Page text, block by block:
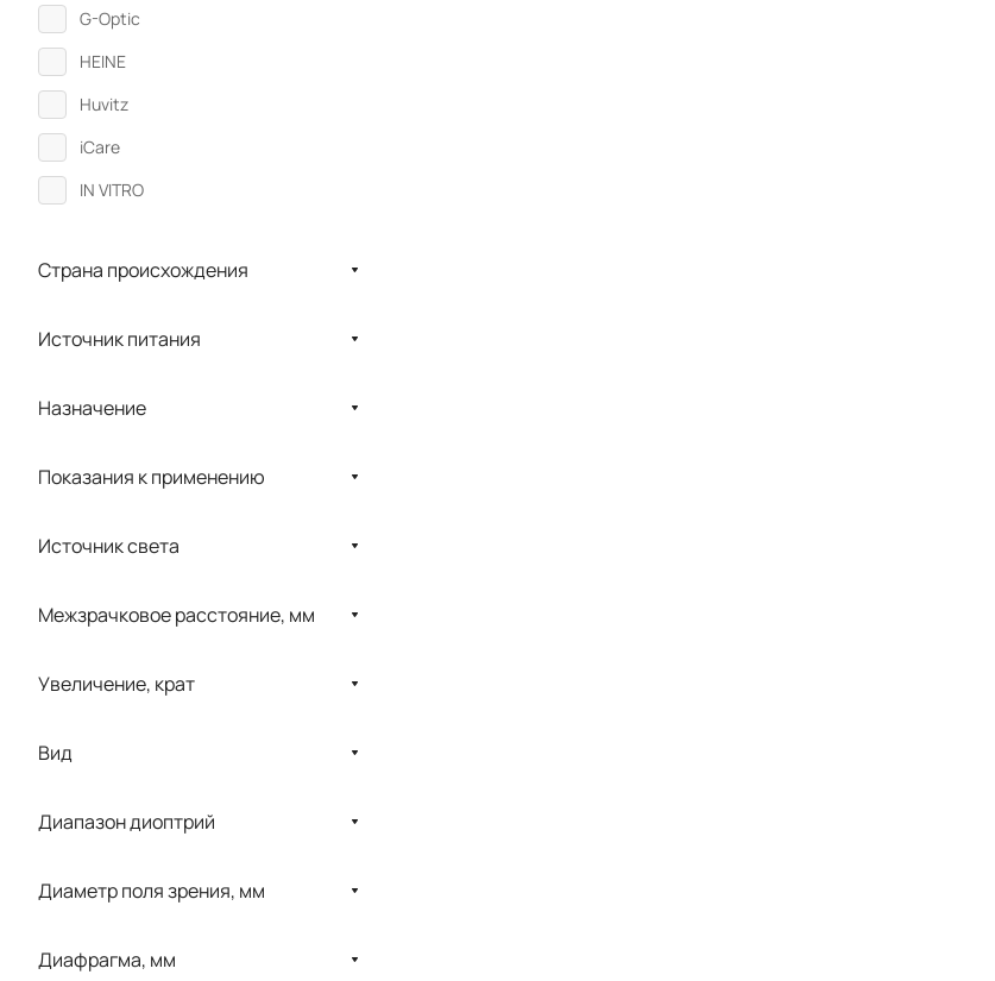
G-Optic
HEINE
Huvitz
iCare
IN VITRO
Keeler
Reichert
Stern
Visionix Rus
ЗОМЗ
Страна происхождения
Источник питания
Назначение
Показания к применению
Источник света
Межзрачковое расстояние, мм
Увеличение, крат
Вид
Диапазон диоптрий
Диаметр поля зрения, мм
Диафрагма, мм